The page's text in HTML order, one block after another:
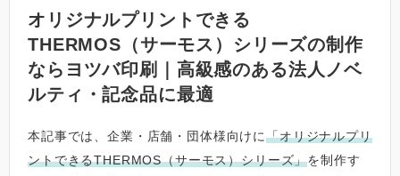
オリジナルプリントできる
THERMOS（サーモス）シリーズの制作
ならヨツバ印刷｜高級感のある法人ノベ
ルティ・記念品に最適
本記事では、企業・店舗・団体様向けに「オリジナルプリ
ントできるTHERMOS（サーモス）シリーズ」を制作す